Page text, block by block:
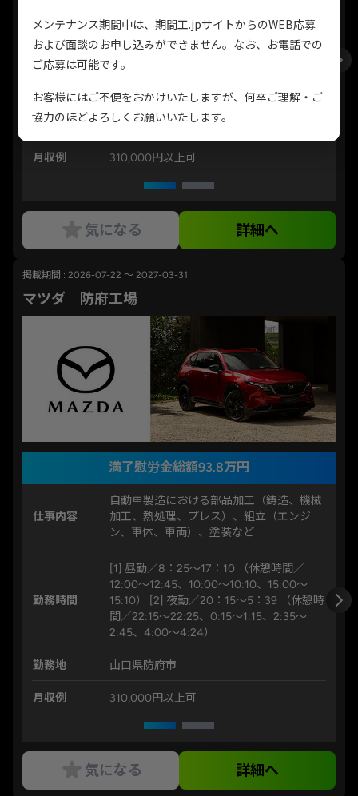
勤務時間
[1] 昼勤／8：15～17：00 （休憩時間／
12:00～12:45、10:00～10:10、14:50～
15:00） [2] 夜勤／20：15～5：39 （休憩
2:45、4:00～4:24）
勤務地 広島県安芸郡府中町
月収例 310,000円以上可
気になる 詳細へ
掲載期間 : 2026-07-22 ～ 2027-03-31
マツダ 防府工場
満了慰労金総額93.8万円
仕事内容
自動車製造における部品加工（鋳造、機械
加工、熱処理、プレス）、組立（エンジ
ン、車体、車両）、塗装など
勤務時間
[1] 昼勤／8：25～17：10 （休憩時間／
12:00～12:45、10:00～10:10、15:00～
15:10） [2] 夜勤／20：15～5：39 （休憩時
間／22:15～22:25、0:15～1:15、2:35～
2:45、4:00～4:24）
勤務地 山口県防府市
月収例 310,000円以上可
気になる 詳細へ
メンテナンス期間中は、期間工.jpサイトからのWEB応募
および面談のお申し込みができません。なお、お電話での
ご応募は可能です。
お客様にはご不便をおかけいたしますが、何卒ご理解・ご
協力のほどよろしくお願いいたします。